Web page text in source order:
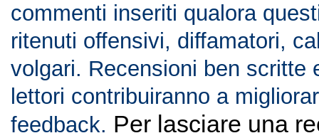
commenti inseriti qualora
ritenuti offensivi, diffamatori,
volgari. Recensioni ben scritte
lettori contribuiranno a
feedback. Per lasciare una